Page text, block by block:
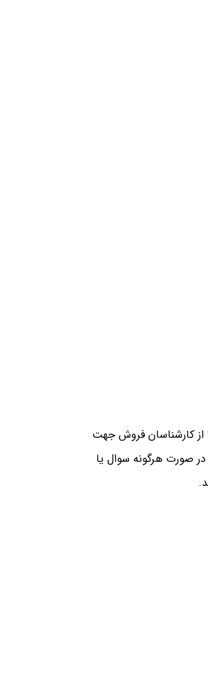
از کارشناسان فروش جهت
صورت هرگونه سوال یا